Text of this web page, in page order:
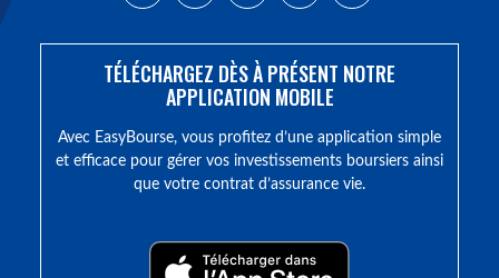
TÉLÉCHARGEZ DÈS À PRÉSENT NOTRE
APPLICATION MOBILE
Avec EasyBourse, vous profitez d’une application simple
et efficace pour gérer vos investissements boursiers ainsi
que votre contrat d’assurance vie.